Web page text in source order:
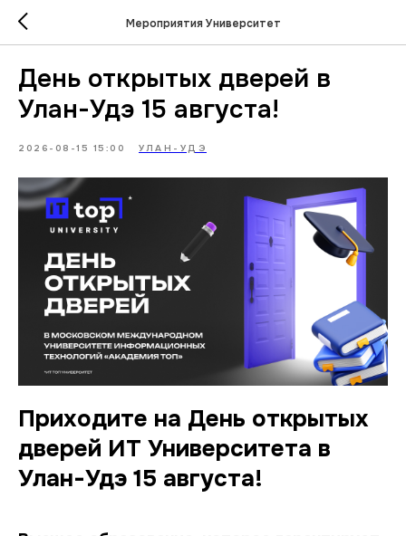
Мероприятия Университет
День открытых дверей в
Улан-Удэ 15 августа!
2026-08-15 15:00 УЛАН-УДЭ
Приходите на День открытых
дверей ИТ Университета в
Улан-Удэ 15 августа!